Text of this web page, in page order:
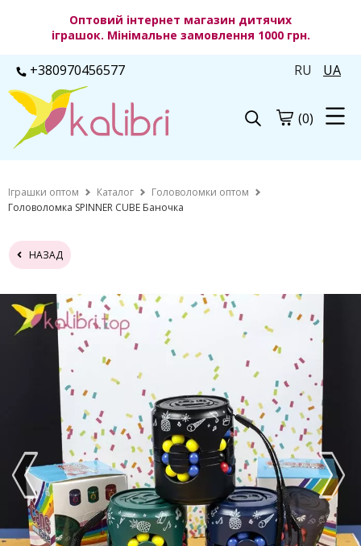
Оптовий інтернет магазин дитячих
іграшок. Мінімальне замовлення 1000 грн.
+380970456577 RU UA
(0)
Іграшки оптом Каталог
Головоломки оптом
Головоломка SPINNER CUBE Баночка
НАЗАД